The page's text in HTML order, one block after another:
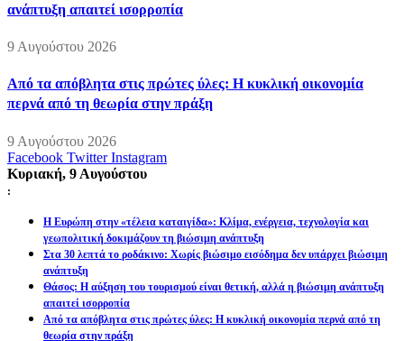
ανάπτυξη απαιτεί ισορροπία
9 Αυγούστου 2026
Από τα απόβλητα στις πρώτες ύλες: Η κυκλική οικονομία
περνά από τη θεωρία στην πράξη
9 Αυγούστου 2026
Facebook Twitter Instagram
Κυριακή, 9 Αυγούστου
:
Η Ευρώπη στην «τέλεια καταιγίδα»: Κλίμα, ενέργεια, τεχνολογία και
γεωπολιτική δοκιμάζουν τη βιώσιμη ανάπτυξη
Στα 30 λεπτά το ροδάκινο: Χωρίς βιώσιμο εισόδημα δεν υπάρχει βιώσιμη
ανάπτυξη
Θάσος: Η αύξηση του τουρισμού είναι θετική, αλλά η βιώσιμη ανάπτυξη
απαιτεί ισορροπία
Από τα απόβλητα στις πρώτες ύλες: Η κυκλική οικονομία περνά από τη
θεωρία στην πράξη